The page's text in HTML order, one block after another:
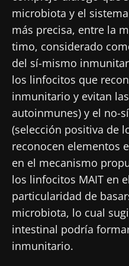
microbiota y el
más precisa, entre la
timo, considerado
del sí-mismo
los linfocitos que
inmunitario y evitan
autoinmunes) y el no-
(selección positiva de
reconocen elementos
en el mecanismo
los linfocitos MAIT en
particularidad de
microbiota, lo cual
intestinal podría
inmunitario.
Está a punto de ser
nuestro sitio web.
Ser redirigido
Únase a la
profesionales
"Microbiota Digest" y
le permitirá
microbiota.
Me gustaría
"Microbiota Digest" y
le permitirá
microbiota.
Me gustaría
noticias de
He leído y acepto
de uso y lapolítica
Biocodex
* Campo obligatorio
BMI 20-35